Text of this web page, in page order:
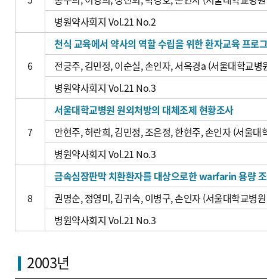
병원약사회지 Vol.21 No.2
6
천식 교육에서 약사의 역할 수립을 위한 환자교육 프로
전긍주, 김민정, 이순실, 손인자, 서옥경a (서울대학교
병원약사회지 Vol.21 No.3
7
서울대학교병원 원외처방의 대체조제 현황조사
안현주, 허란희, 김민정, 조은정, 한현주, 손인자 (서울대
병원약사회지 Vol.21 No.3
8
금속심장판막 치환환자를 대상으로한 warfarin 용량
권명순, 정영미, 김귀숙, 이병구, 손인자 (서울대학교병
병원약사회지 Vol.21 No.3
2003년